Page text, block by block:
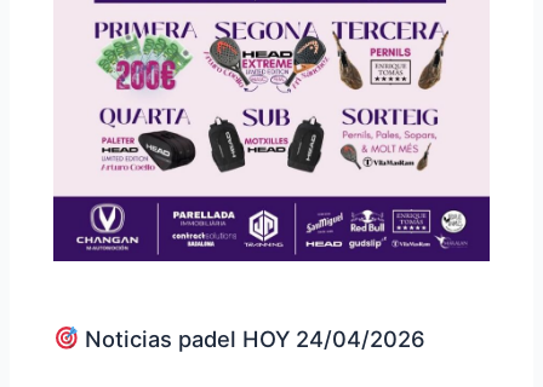
Noticias padel HOY 24/04/2026